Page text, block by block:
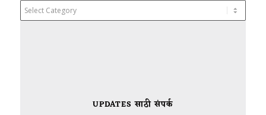
Categories
UPDATES साठी संपर्क